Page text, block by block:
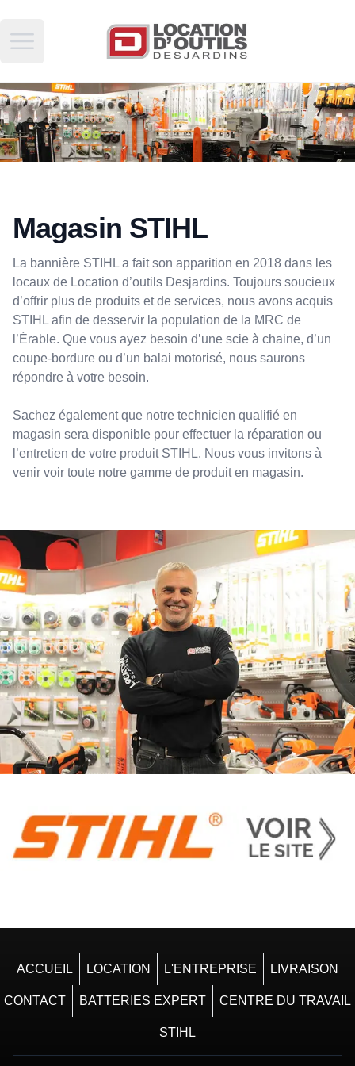
Open main menu
Magasin STIHL
La bannière STIHL a fait son apparition en 2018 dans les
locaux de Location d’outils Desjardins. Toujours soucieux
d’offrir plus de produits et de services, nous avons acquis
STIHL afin de desservir la population de la MRC de
l’Érable. Que vous ayez besoin d’une scie à chaine, d’un
coupe-bordure ou d’un balai motorisé, nous saurons
répondre à votre besoin.
Sachez également que notre technicien qualifié en
magasin sera disponible pour effectuer la réparation ou
l’entretien de votre produit STIHL. Nous vous invitons à
venir voir toute notre gamme de produit en magasin.
ACCUEIL LOCATION L'ENTREPRISE LIVRAISON
CONTACT BATTERIES EXPERT CENTRE DU TRAVAIL
STIHL